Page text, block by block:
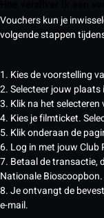
Vouchers kun je
volgende stappen
1. Kies de voorstelling
2. Selecteer jouw plaats
3. Klik na het
4. Kies je filmticket.
5. Klik onderaan de
6. Log in met jouw Club
7. Betaal de transactie,
Nationale Bioscoopbon.
8. Je ontvangt de
e-mail.